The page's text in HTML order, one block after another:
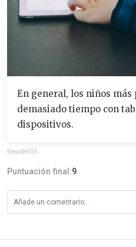
En general, los niños más
demasiado tiempo con
dispositivos.
thejude555
Puntuación final:9